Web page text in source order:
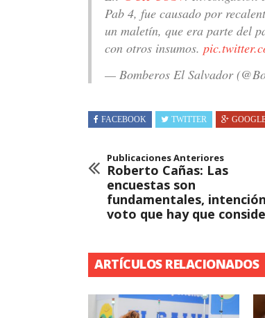
Pab 4, fue causado por
un maletín, que era parte del
con otros insumos.
— Bomberos El Salvador
FACEBOOK TWITTER
Publicaciones Anteriores
Roberto Cañas: Las
encuestas son
fundamentales,
voto que hay que
ARTÍCULOS RELACIONADOS